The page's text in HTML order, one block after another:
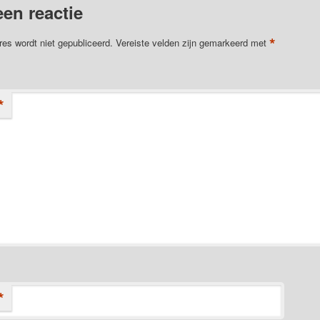
reactie
wordt niet gepubliceerd. Vereiste velden zijn gemarkeerd met *